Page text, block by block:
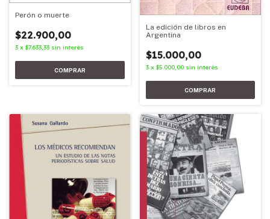
Perón o muerte
$22.900,00
3 x $7.633,33 sin interés
La edición de libros en
Argentina
$15.000,00
3 x $5.000,00 sin interés